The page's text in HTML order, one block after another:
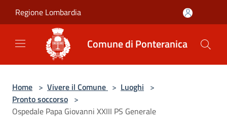
Regione Lombardia
Comune di Ponteranica
Home > Vivere il Comune > Luoghi >
Pronto soccorso >
Ospedale Papa Giovanni XXIII PS Generale